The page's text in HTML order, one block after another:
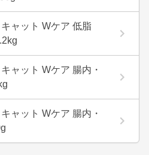
ャット Wケア 低脂
ャット Wケア 腸内・
ャット Wケア 腸内・